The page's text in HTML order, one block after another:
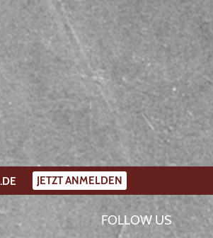
JETZT ANMELDEN
FOLLOW US